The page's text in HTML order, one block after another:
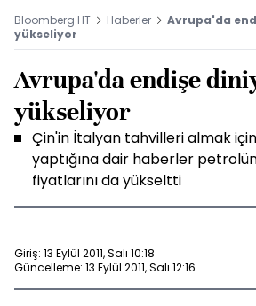
Bloomberg HT Haberler
Avrupa'da
yükseliyor
Avrupa'da endişe
yükseliyor
Çin'in İtalyan tahvilleri almak
yaptığına dair haberler petrolün
fiyatlarını da yükseltti
Giriş: 13 Eylül 2011, Salı 10:18
Güncelleme: 13 Eylül 2011, Salı 12:16